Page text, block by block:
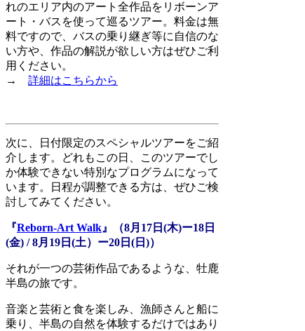
れのエリア内のアート全作品をリボーンア
ート・バスを使って巡るツアー。料金は無
料ですので、バスの乗り継ぎ等に自信のな
い方や、作品の解説が欲しい方はぜひご利
用ください。
→ 詳細はこちらから
次に、日付限定のスペシャルツアーをご紹
介します。どれもこの日、このツアーでし
か体験できない特別なプログラムになって
います。日程が調整できる方は、ぜひご検
討してみてください。
『Reborn-Art Walk 』（8月17日(木)ー18日
(金) / 8月19日(土）ー20日(日)）
それが一つの芸術作品であるような、牡鹿
半島の旅です。
音楽と芸術と食を楽しみ、漁師さんと船に
乗り、半島の自然を体験するだけではあり